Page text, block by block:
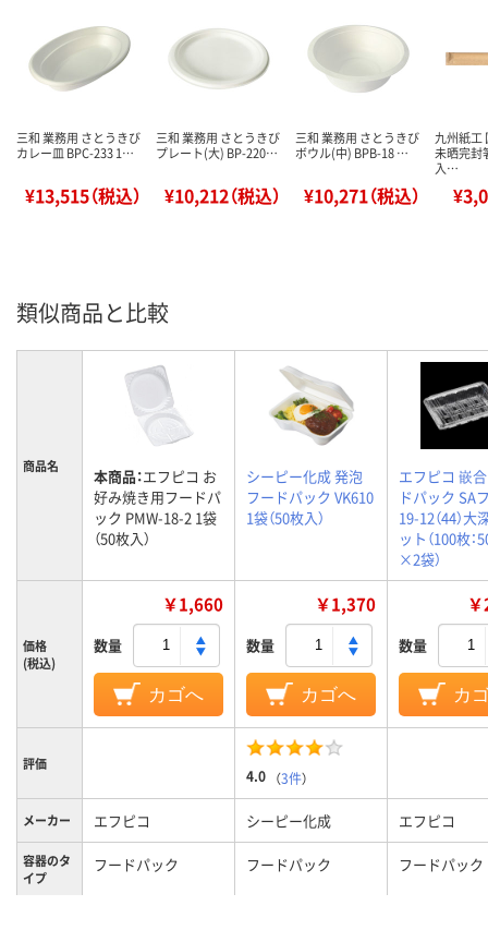
三和 業務用 さとうきび
カレー皿 BPC-233 1…
¥13,515（税込）
三和 業務用 さとうきび
プレート(大) BP-220…
¥10,212（税込）
三和 業務用 さとうきび
ボウル(中) BPB-18 …
¥10,271（税込）
九州紙工
未晒完封
入…
類似商品と比較
商品名 本商品：エフピコ お
好み焼き用フードパ
ック PMW-18-2 1袋
（50枚入）
シーピー化成 発泡
フードパック VK610
1袋（50枚入）
エフピコ 嵌
ドパック SA
19-12（44）大
ット（100枚：
×2袋）
価格
(税込)
￥1,660
数量
カゴへ
￥1,370
数量
カゴへ
数量
カ
評価
4.0 （3件）
メーカー エフピコ シーピー化成 エフピコ
容器のタ
イプ
フードパック フードパック フードパック